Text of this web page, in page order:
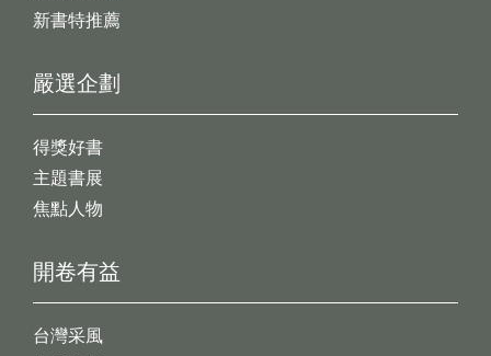
新書特推薦
開卷有益
台灣采風
嚴選企劃
得獎好書
主題書展
焦點人物